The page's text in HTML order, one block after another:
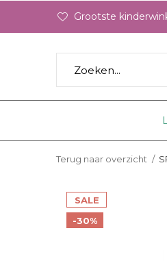
Grootste
Terug naar overzicht
SALE
-30%